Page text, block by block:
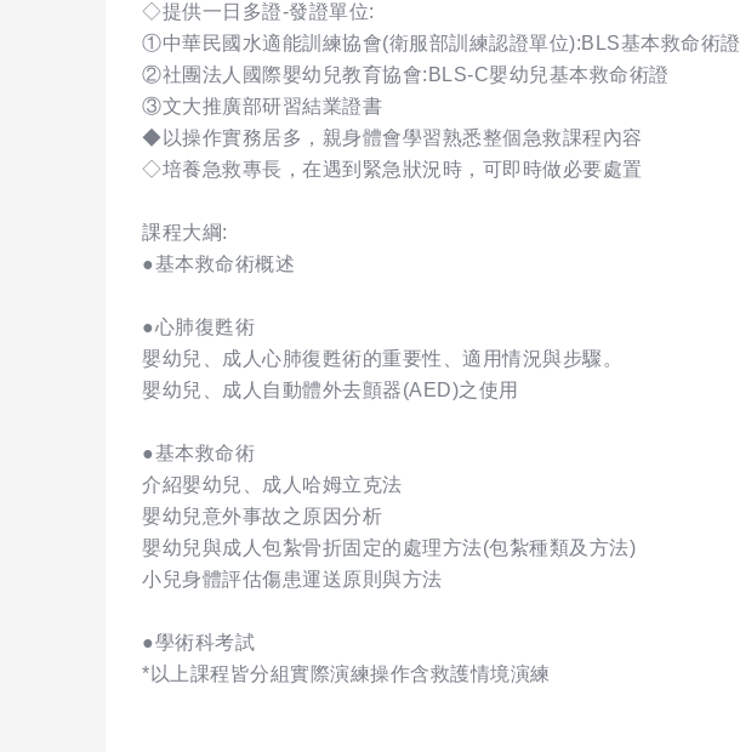
◇提供一日多證-發證單位:
①中華民國水適能訓練協會(衛服部訓練認證單位):BLS基本救命術證
②社團法人國際嬰幼兒教育協會:BLS-C嬰幼兒基本救命術證
③文大推廣部研習結業證書
◆以操作實務居多，親身體會學習熟悉整個急救課程內容
◇培養急救專長，在遇到緊急狀況時，可即時做必要處置
課程大綱:
●基本救命術概述
●心肺復甦術
嬰幼兒、成人心肺復甦術的重要性、適用情況與步驟。
嬰幼兒、成人自動體外去顫器(AED)之使用
●基本救命術
介紹嬰幼兒、成人哈姆立克法
嬰幼兒意外事故之原因分析
嬰幼兒與成人包紮骨折固定的處理方法(包紮種類及方法)
小兒身體評估傷患運送原則與方法
●學術科考試
*以上課程皆分組實際演練操作含救護情境演練